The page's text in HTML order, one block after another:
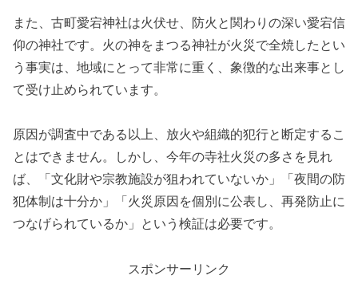
また、古町愛宕神社は火伏せ、防火と関わりの深い愛宕信
仰の神社です。火の神をまつる神社が火災で全焼したとい
う事実は、地域にとって非常に重く、象徴的な出来事とし
て受け止められています。
原因が調査中である以上、放火や組織的犯行と断定するこ
とはできません。しかし、今年の寺社火災の多さを見れ
ば、「文化財や宗教施設が狙われていないか」「夜間の防
犯体制は十分か」「火災原因を個別に公表し、再発防止に
つなげられているか」という検証は必要です。
スポンサーリンク